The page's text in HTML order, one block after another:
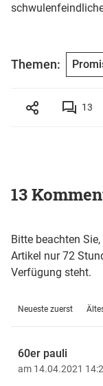
Themen:
13
13
Bitte beachten
Artikel nur 72
Verfügung steht.
Neueste zuerst
60er pauli
am 14.04.2021